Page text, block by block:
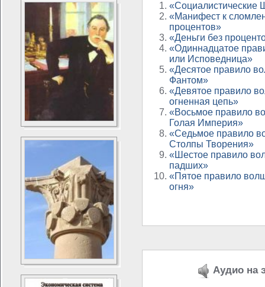
«Социалистические
«Манифест к
процентов»
«Деньги без
«Одиннадцатое
или Исповедница»
«Десятое правило
Фантом»
«Девятое правило
огненная цепь»
«Восьмое правило
Голая Империя»
«Седьмое правило
Столпы Творения»
«Шестое правило
падших»
«Пятое правило
огня»
Аудио на